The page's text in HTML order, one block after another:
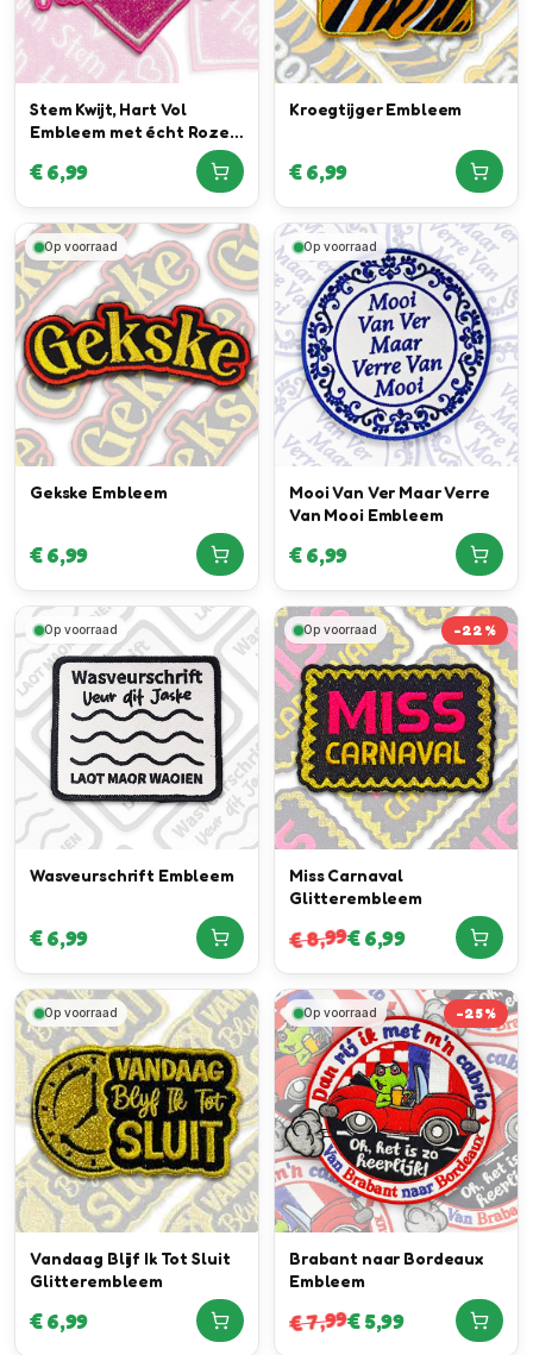
Stem Kwijt, Hart Vol
Embleem met écht Roze
€6,99
Kroegtijger Embleem
€6,99
Op voorraad
Gekske Embleem
€6,99
Op voorraad
Mooi Van Ver Maar Verre
Van Mooi Embleem
€6,99
Op voorraad
Wasveurschrift Embleem
€6,99
Op voorraad -22 %
Miss Carnaval
Glitterembleem
€8,99€6,99
Op voorraad
Vandaag Blijf Ik Tot Sluit
Glitterembleem
€6,99
Op voorraad -25%
Brabant naar Bordeaux
Embleem
€7,99€5,99